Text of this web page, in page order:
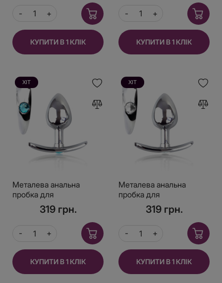
КУПИТИ В 1 КЛІК КУПИТИ В 1 КЛІК
ХІТ
Металева анальна
пробка для
довготривалого носіння
з Блакитним кристалом
S, Діаметр 2,5, Довжина
6,5
319 грн.
КУПИТИ В 1 КЛІК
ХІТ
Металева анальна
пробка для
довготривалого носіння
з прозорим кристалом
S, Діаметр 2,5, Довжина
6,5
319 грн.
КУПИТИ В 1 КЛІК